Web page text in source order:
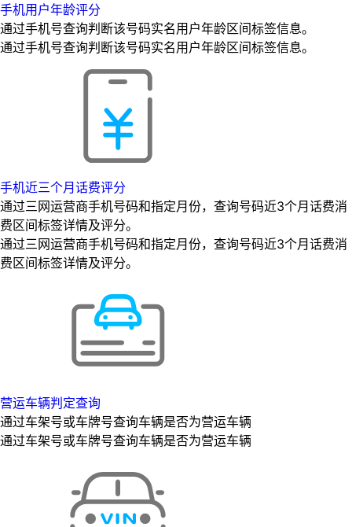
手机用户年龄评分
通过手机号查询判断该号码实名用户年龄区间标签信息。
通过手机号查询判断该号码实名用户年龄区间标签信息。
手机近三个月话费评分
通过三网运营商手机号码和指定月份，查询号码近3个月话费消
费区间标签详情及评分。
通过三网运营商手机号码和指定月份，查询号码近3个月话费消
费区间标签详情及评分。
营运车辆判定查询
通过车架号或车牌号查询车辆是否为营运车辆
通过车架号或车牌号查询车辆是否为营运车辆